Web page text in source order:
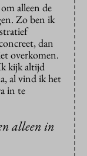
alleen de
Zo ben ik
dan
overkomen.
kijk altijd
al vind ik het
in te
alleen in